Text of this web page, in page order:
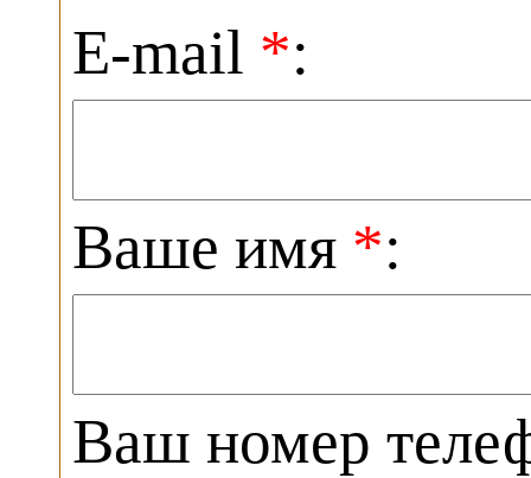
E-mail *:
Ваше имя *:
Ваш номер